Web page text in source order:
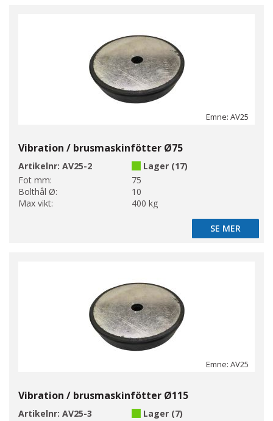
Emne: AV25
Vibration / brusmaskinfötter Ø75
Artikelnr: AV25-2
Lager (17)
Fot mm:
75
Bolthål Ø:
10
Max vikt:
400 kg
SE MER
SE MER
Emne: AV25
Vibration / brusmaskinfötter Ø115
Artikelnr: AV25-3
Lager (7)